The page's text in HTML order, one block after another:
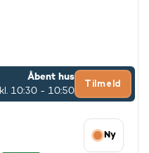
Åbent hus
kl. 10:30 - 10:50
Tilmeld
Ny